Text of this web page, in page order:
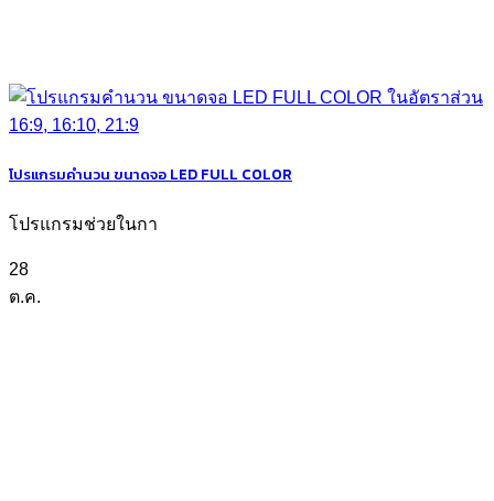
โปรแกรมคำนวน ขนาดจอ LED FULL COLOR
โปรแกรมช่วยในกา
28
ต.ค.